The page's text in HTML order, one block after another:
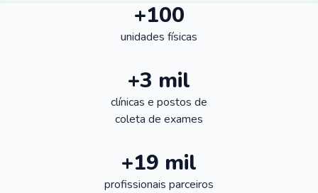
+100
unidades físicas
+3 mil
clínicas e postos de
coleta de exames
+19 mil
profissionais parceiros